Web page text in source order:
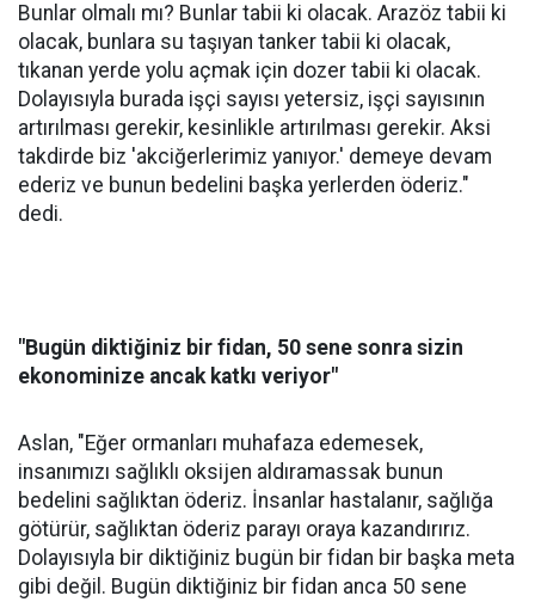
Bunlar olmalı mı? Bunlar tabii ki olacak. Arazöz tabii ki
olacak, bunlara su taşıyan tanker tabii ki olacak,
tıkanan yerde yolu açmak için dozer tabii ki olacak.
Dolayısıyla burada işçi sayısı yetersiz, işçi sayısının
artırılması gerekir, kesinlikle artırılması gerekir. Aksi
takdirde biz 'akciğerlerimiz yanıyor.' demeye devam
ederiz ve bunun bedelini başka yerlerden öderiz."
dedi.
"Bugün diktiğiniz bir fidan, 50 sene sonra sizin
ekonominize ancak katkı veriyor"
Aslan, "Eğer ormanları muhafaza edemesek,
insanımızı sağlıklı oksijen aldıramassak bunun
bedelini sağlıktan öderiz. İnsanlar hastalanır, sağlığa
götürür, sağlıktan öderiz parayı oraya kazandırırız.
Dolayısıyla bir diktiğiniz bugün bir fidan bir başka meta
gibi değil. Bugün diktiğiniz bir fidan anca 50 sene